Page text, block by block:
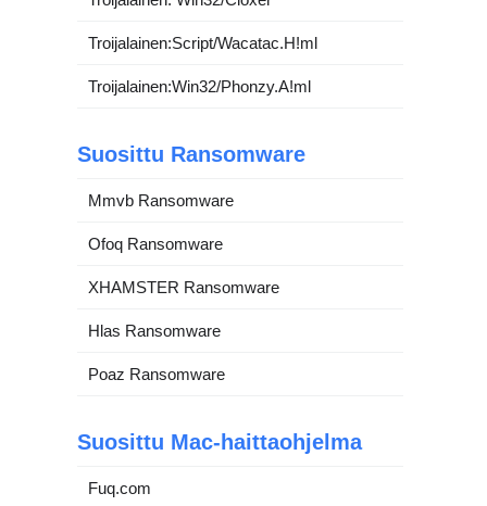
Troijalainen:Script/Wacatac.H!ml
Troijalainen:Win32/Phonzy.A!ml
Suosittu Ransomware
Mmvb Ransomware
Ofoq Ransomware
XHAMSTER Ransomware
Hlas Ransomware
Poaz Ransomware
Suosittu Mac-haittaohjelma
Fuq.com